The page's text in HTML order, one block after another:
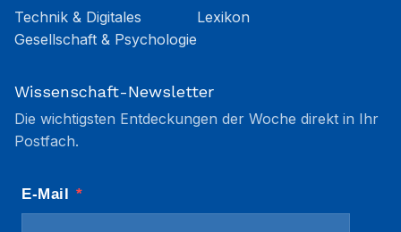
Technik & Digitales
Gesellschaft & Psychologie
Lexikon
Wissenschaft-Newsletter
Die wichtigsten Entdeckungen der Woche direkt in Ihr
Postfach.